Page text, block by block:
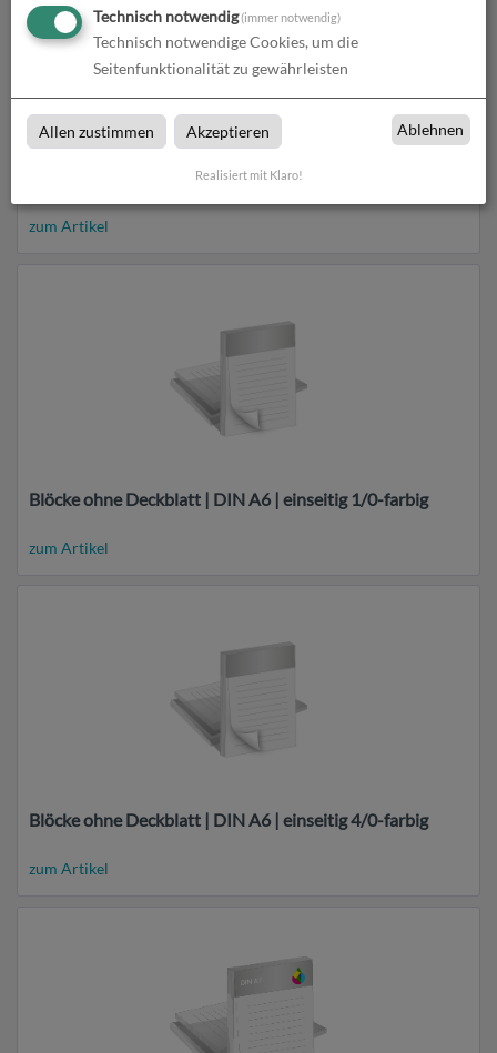
Blöcke ohne Deckblatt | DIN A6 | beidseitig bedruckt
zum Artikel
Blöcke ohne Deckblatt | DIN A6 | einseitig 1/0-farbig
zum Artikel
Blöcke ohne Deckblatt | DIN A6 | einseitig 4/0-farbig
zum Artikel
Technisch notwendig(immer notwendig)
Technisch notwendige Cookies, um die
Seitenfunktionalität zu gewährleisten
Allen zustimmen Akzeptieren Ablehnen
Realisiert mit Klaro!